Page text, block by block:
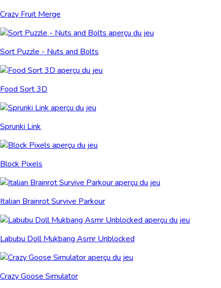
Crazy Fruit Merge
Sort Puzzle - Nuts and Bolts
Food Sort 3D
Sprunki Link
Block Pixels
Italian Brainrot Survive Parkour
Labubu Doll Mukbang Asmr Unblocked
Crazy Goose Simulator